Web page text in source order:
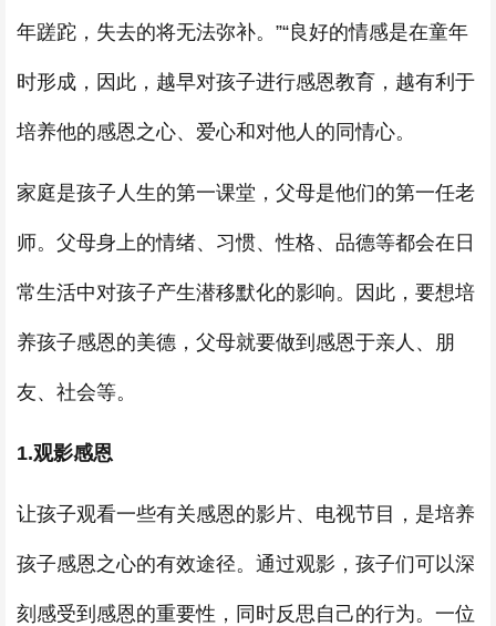
年蹉跎，失去的将无法弥补。”“良好的情感是在童年
时形成，因此，越早对孩子进行感恩教育，越有利于
培养他的感恩之心、爱心和对他人的同情心。
家庭是孩子人生的第一课堂，父母是他们的第一任老
师。父母身上的情绪、习惯、性格、品德等都会在日
常生活中对孩子产生潜移默化的影响。因此，要想培
养孩子感恩的美德，父母就要做到感恩于亲人、朋
友、社会等。
1.观影感恩
让孩子观看一些有关感恩的影片、电视节目，是培养
孩子感恩之心的有效途径。通过观影，孩子们可以深
刻感受到感恩的重要性，同时反思自己的行为。一位